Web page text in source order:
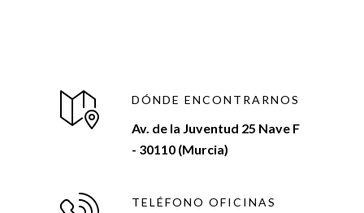
DÓNDE ENCONTRARNOS
Av. de la Juventud 25 Nave F
- 30110 (Murcia)
TELÉFONO OFICINAS